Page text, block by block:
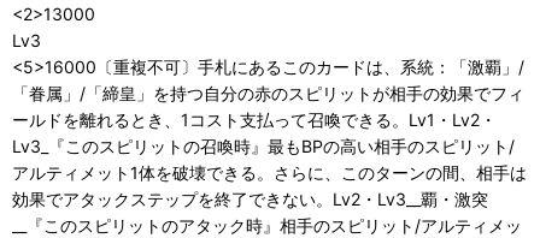
<2>13000
Lv3
<5>16000〔重複不可〕手札にあるこのカードは、系統：「激覇」/
「眷属」/「締皇」を持つ自分の赤のスピリットが相手の効果でフィ
ールドを離れるとき、1コスト支払って召喚できる。Lv1・Lv2・
Lv3_『このスピリットの召喚時』最もBPの高い相手のスピリット/
アルティメット1体を破壊できる。さらに、このターンの間、相手は
効果でアタックステップを終了できない。Lv2・Lv3__覇・激突
__『このスピリットのアタック時』相手のスピリット/アルティメッ